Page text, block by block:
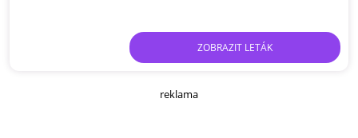
ZOBRAZIT LETÁK
reklama